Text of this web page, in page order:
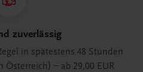
zuverlässig
in spätestens 48 Stunden
– ab 29,00 EUR